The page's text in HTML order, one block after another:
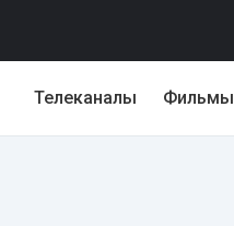
Телеканалы Фильмы